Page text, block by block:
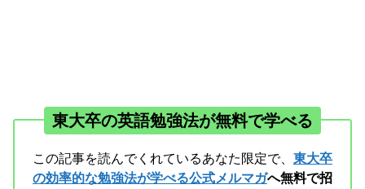
東大卒の英語勉強法が無料で学べる
この記事を読んでくれているあなた限定で、 東大卒
の効率的な勉強法が学べる公式メルマガへ無料で招